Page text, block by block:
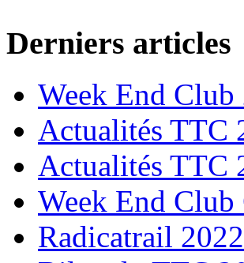
Derniers articles
Week End Club
Actualités TTC
Actualités TTC
Week End Club
Radicatrail